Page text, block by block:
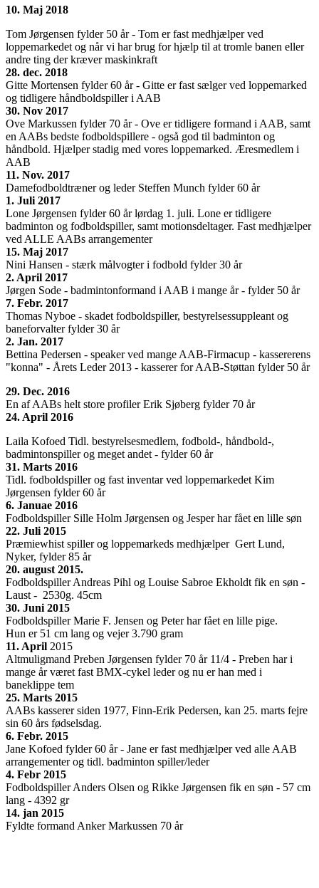
10. Maj 2018
Tom Jørgensen fylder 50 år - Tom er fast medhjælper ved
loppemarkedet og når vi har brug for hjælp til at tromle banen eller
andre ting der kræver maskinkraft
28. dec. 2018
Gitte Mortensen fylder 60 år - Gitte er fast sælger ved loppemarked
og tidligere håndboldspiller i AAB
30. Nov 2017
Ove Markussen fylder 70 år - Ove er tidligere formand i AAB, samt
en AABs bedste fodboldspillere - også god til badminton og
håndbold. Hjælper stadig med vores loppemarked. Æresmedlem i
AAB
11. Nov. 2017
Damefodboldtræner og leder Steffen Munch fylder 60 år
1. Juli 2017
Lone Jørgensen fylder 60 år lørdag 1. juli. Lone er tidligere
badminton og fodboldspiller, samt motionsdeltager. Fast medhjælper
ved ALLE AABs arrangementer
15. Maj 2017
Nini Hansen - stærk målvogter i fodbold fylder 30 år
2. April 2017
Jørgen Sode - badmintonformand i AAB i mange år - fylder 50 år
7. Febr. 2017
Thomas Nyboe - skadet fodboldspiller, bestyrelsessuppleant og
baneforvalter fylder 30 år
2. Jan. 2017
Bettina Pedersen - speaker ved mange AAB-Firmacup - kassererens
"konna" - Årets Leder 2013 - kasserer for AAB-Støttan fylder 50 år
29. Dec. 2016
En af AABs helt store profiler Erik Sjøberg fylder 70 år
24. April 2016
Laila Kofoed Tidl. bestyrelsesmedlem, fodbold-, håndbold-,
badmintonspiller og meget andet - fylder 60 år
31. Marts 2016
Tidl. fodboldspiller og fast inventar ved loppemarkedet Kim
Jørgensen fylder 60 år
6. Januae 2016
Fodboldspiller Sille Holm Jørgensen og Jesper har fået en lille søn
22. Juli 2015
Præmiewhist spiller og loppemarkeds medhjælper Gert Lund,
Nyker, fylder 85 år
20. august 2015.
Fodboldspiller Andreas Pihl og Louise Sabroe Ekholdt fik en søn -
Laust - 2530g. 45cm
30. Juni 2015
Fodboldspiller Marie F. Jensen og Peter har fået en lille pige.
Hun er 51 cm lang og vejer 3.790 gram
11. April 2015
Altmuligmand Preben Jørgensen fylder 70 år 11/4 - Preben har i
mange år været fast BMX-cykel leder og nu er han med i
baneklippe tem
25. Marts 2015
AABs kasserer siden 1977, Finn-Erik Pedersen, kan 25. marts fejre
sin 60 års fødselsdag.
6. Febr. 2015
Jane Kofoed fylder 60 år - Jane er fast medhjælper ved alle AAB
arrangementer og tidl. badminton spiller/leder
4. Febr 2015
Fodboldspiller Anders Olsen og Rikke Jørgensen fik en søn - 57 cm
lang - 4392 gr
14. jan 2015
Fyldte formand Anker Markussen 70 år